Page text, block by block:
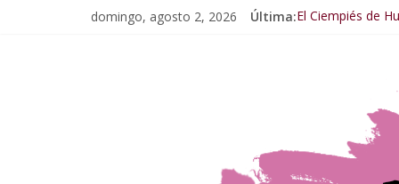
domingo, agosto 2, 2026 Última:El Ciempiés de
El Ciempiés de